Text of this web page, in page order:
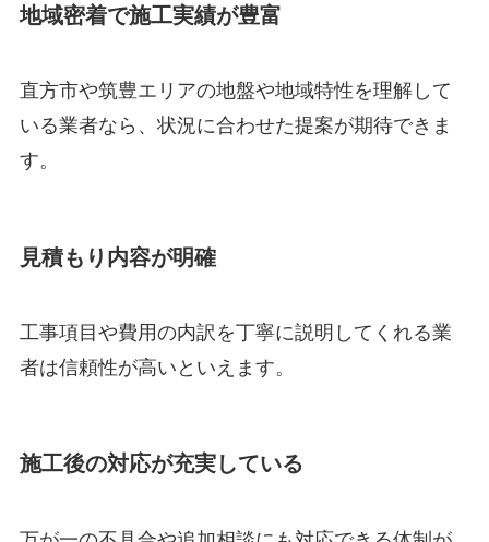
地域密着で施工実績が豊富
直方市や筑豊エリアの地盤や地域特性を理解して
いる業者なら、状況に合わせた提案が期待できま
す。
見積もり内容が明確
工事項目や費用の内訳を丁寧に説明してくれる業
者は信頼性が高いといえます。
施工後の対応が充実している